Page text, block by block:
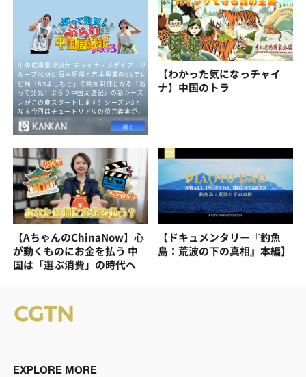
【わかった気になっチャイ
ナ】中国のトラ
【AちゃんのChinaNow】心
が動くものにお金を払う 中
国は「選ぶ消費」の時代へ
【ドキュメンタリー『釣魚
島：荒波の下の真相』本編】
EXPLORE MORE